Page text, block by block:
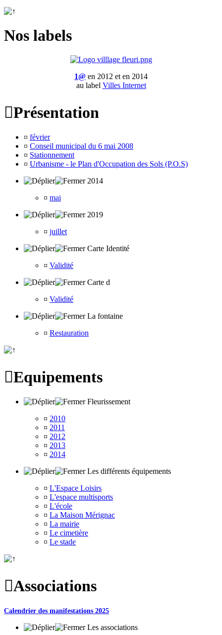
Nos labels
1@ en 2012 et en 2014
au label Villes Internet
Présentation
¤ février
¤ Conseil municipal du 6 mai 2008
¤ Stationnement
¤ Urbanisme - le Plan d'Occupation des Sols (P.O.S)
2014
¤ mai
2019
¤ juillet
Carte Identité
¤ Validité
Carte d
¤ Validité
La fontaine
¤ Restauration
Equipements
Fleurissement
¤ 2010
¤ 2011
¤ 2012
¤ 2013
¤ 2014
Les différents équipements
¤ L'Espace Loisirs
¤ L'espace multisports
¤ L'école
¤ La Maison Mérignac
¤ La mairie
¤ Le cimetière
¤ Le stade
Associations
Calendrier des manifestations 2025
Les associations